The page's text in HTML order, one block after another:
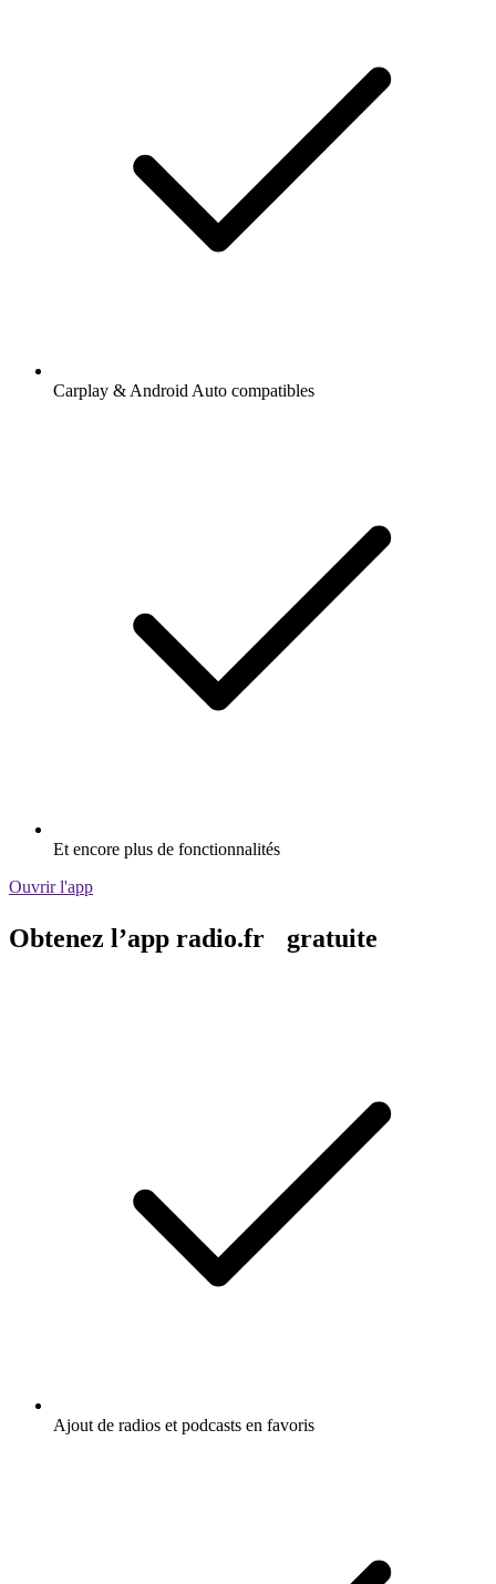
Carplay & Android Auto compatibles
Et encore plus de fonctionnalités
Ouvrir l'app
Obtenez l’app radio.fr gratuite
Ajout de radios et podcasts en favoris